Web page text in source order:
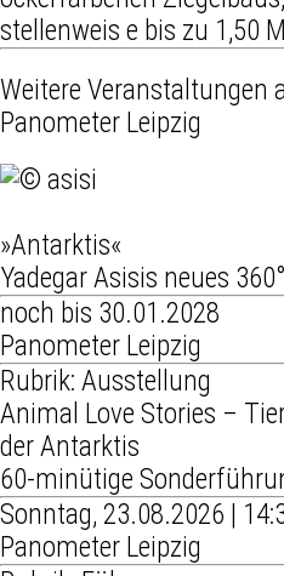
stellenweis e bis zu 1,50
Weitere Veranstaltungen
Panometer Leipzig
»Antarktis«
Yadegar Asisis neues
noch bis 30.01.2028
Panometer Leipzig
Rubrik: Ausstellung
Animal Love Stories –
der Antarktis
60-minütige
Sonntag, 23.08.2026 |
Panometer Leipzig